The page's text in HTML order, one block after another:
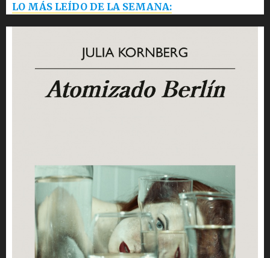
LO MÁS LEÍDO DE LA SEMANA: